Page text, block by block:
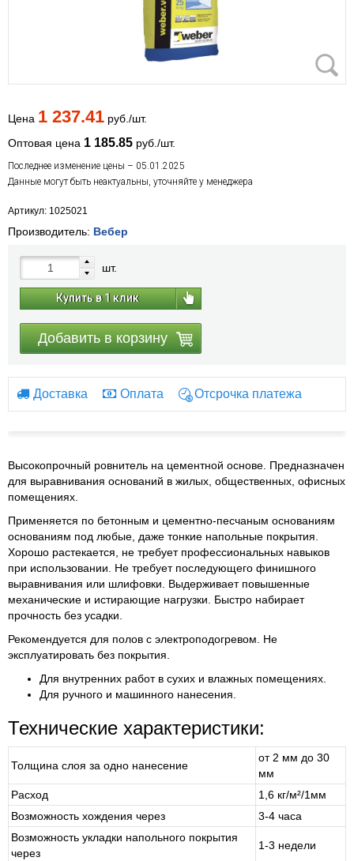
Цена 1 237.41 руб./шт.
Оптовая цена 1 185.85 руб./шт.
Последнее изменение цены – 05.01.2025
Данные могут быть неактуальны, уточняйте у менеджера
Артикул: 1025021
Производитель: Вебер
шт.
Купить в 1 клик
Добавить в корзину
Доставка Оплата Отсрочка платежа
Высокопрочный ровнитель на цементной основе. Предназначен
для выравнивания оснований в жилых, общественных, офисных
помещениях.
Применяется по бетонным и цементно-песчаным основаниям
основаниям под любые, даже тонкие напольные покрытия.
Хорошо растекается, не требует профессиональных навыков
при использовании. Не требует последующего финишного
выравнивания или шлифовки. Выдерживает повышенные
механические и истирающие нагрузки. Быстро набирает
прочность без усадки.
Рекомендуется для полов с электроподогревом. Не
эксплуатировать без покрытия.
Для внутренних работ в сухих и влажных помещениях.
Для ручного и машинного нанесения.
Технические характеристики:
Толщина слоя за одно нанесение
от 2 мм до 30
мм
Расход
1,6 кг/м²/1мм
Возможность хождения через
3-4 часа
Возможность укладки напольного покрытия
через
1-3 недели